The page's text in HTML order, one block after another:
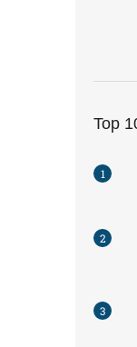
Top